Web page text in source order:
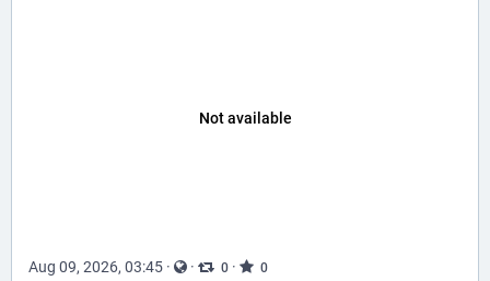
Not available
Aug 09, 2026, 03:45 · · 0 · 0